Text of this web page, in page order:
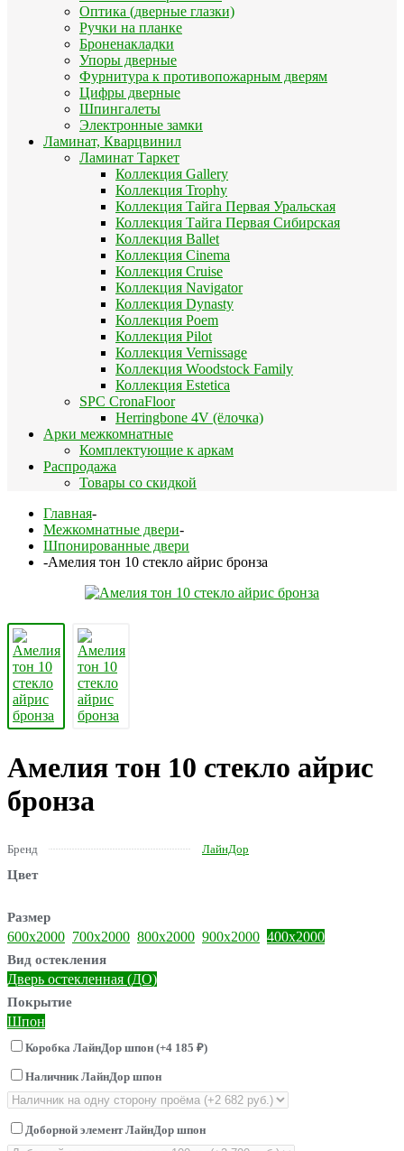
Оптика (дверные глазки)
Ручки на планке
Броненакладки
Упоры дверные
Фурнитура к противопожарным дверям
Цифры дверные
Шпингалеты
Электронные замки
Ламинат, Кварцвинил
Ламинат Таркет
Коллекция Gallery
Коллекция Trophy
Коллекция Тайга Первая Уральская
Коллекция Тайга Первая Сибирская
Коллекция Ballet
Коллекция Cinema
Коллекция Cruise
Коллекция Navigator
Коллекция Dynasty
Коллекция Poem
Коллекция Pilot
Коллекция Vernissage
Коллекция Woodstock Family
Коллекция Estetica
SPC CronaFloor
Herringbone 4V (ёлочка)
Арки межкомнатные
Комплектующие к аркам
Распродажа
Товары со скидкой
Главная-
Межкомнатные двери-
Шпонированные двери
-Амелия тон 10 стекло айрис бронза
Амелия тон 10 стекло айрис
бронза
Бренд ЛайнДор
Цвет
Размер
600х2000 700х2000 800х2000 900х2000 400х2000
Вид остекления
Дверь остекленная (ДО)
Покрытие
Шпон
Коробка ЛайнДор шпон (+4 185 ₽)
Наличник ЛайнДор шпон
Доборной элемент ЛайнДор шпон